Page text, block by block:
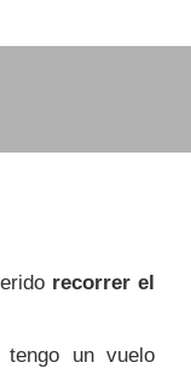
recorrer el
un vuelo